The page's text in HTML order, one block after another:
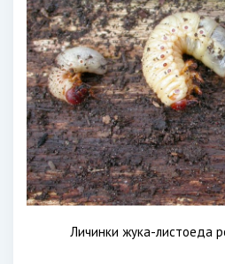
Личинки жука-листоеда